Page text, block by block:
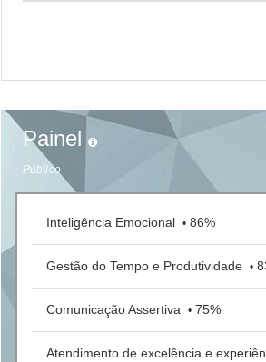
Painel
Público
Inteligência Emocional • 86%
Gestão do Tempo e Produtividade •
Comunicação Assertiva • 75%
Atendimento de excelência e